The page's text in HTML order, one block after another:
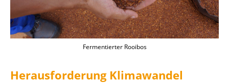
Fermentierter Rooibos
Herausforderung Klimawandel